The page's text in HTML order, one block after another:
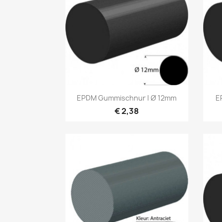
Vorschau
EPDM Gummischnur | Ø 12mm
€ 2,38